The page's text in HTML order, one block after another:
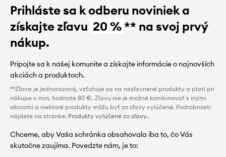
Prihláste sa k odberu noviniek a
získajte zľavu 20 %** na svoj prvý
nákup.
Pripojte sa k našej komunite a získajte informácie o najnovších
akciách a produktoch.
**Zľava je jednorazová, vzťahuje sa na nezľavnené produkty a platí pri
nákupe v min. hodnote 80 €. Zľavu nie je možné kombinovať s inými
akciami a niektoré produkty môžu byť zo zľavy vylúčené. Podrobnosti
nájdete na stránke: Produkty vylúčené zo zľavy..
Chceme, aby Vaša schránka obsahovala iba to, čo Vás
skutočne zaujíma. Povedzte nám, je to: